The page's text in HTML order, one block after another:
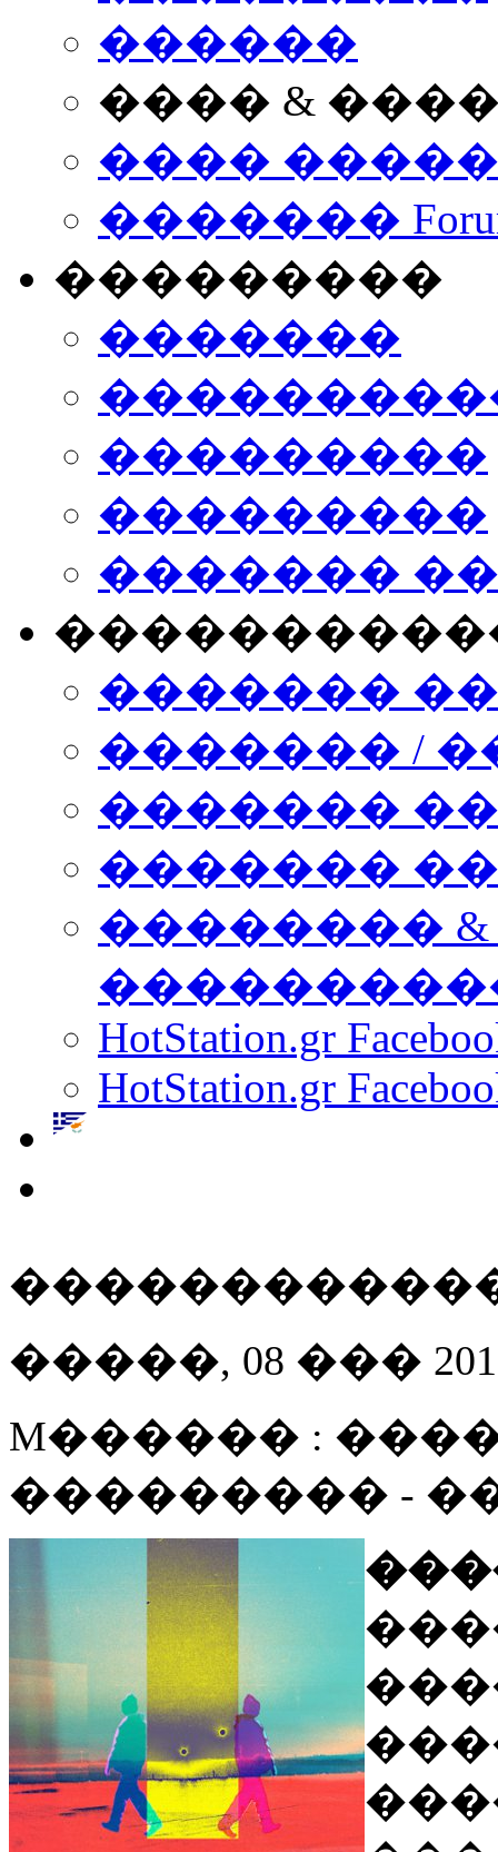
������
���� &
����
�������
���������
�������
���������
���������
�������
�������
������� /
�������
������� ���
��������
HotStation.gr
HotStation.gr
�����, 08 ��� 2016
M������ :
��������� -